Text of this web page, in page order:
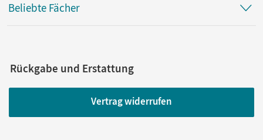
Beliebte Fächer
Rückgabe und Erstattung
Vertrag widerrufen